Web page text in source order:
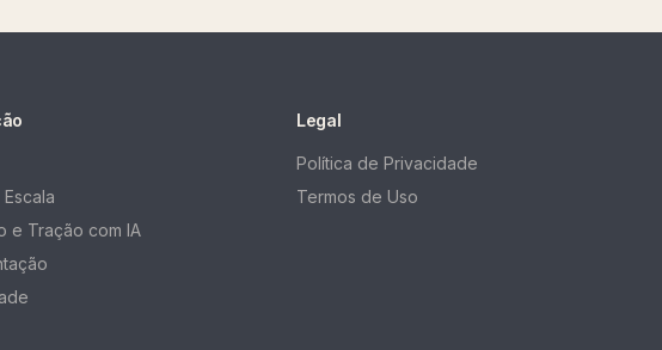
e Tração com IA
Legal
Política de Privacidade
Termos de Uso